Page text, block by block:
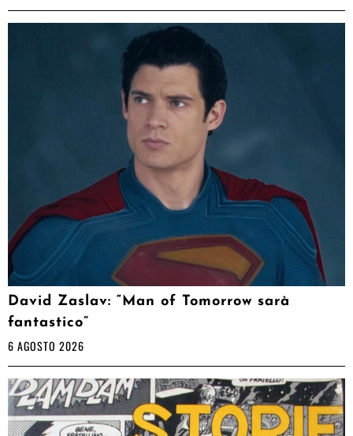
David Zaslav: “Man of Tomorrow sarà
fantastico”
6 AGOSTO 2026